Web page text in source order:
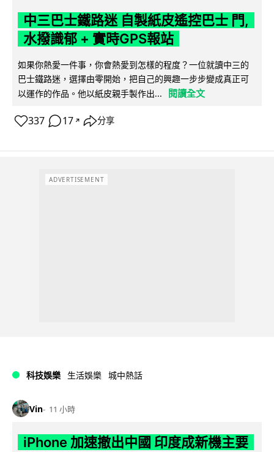
中三巴士鐵路迷 自製紙皮遙控巴士 門,
水撥識郁 + 實時GPS報站
如果你熱愛一件事，你會熱愛到怎樣的程度？一位就讀中三的
巴士鐵路迷，選擇由零開始，把自己的興趣一步步變成真正可
以運作的作品。他以紙皮親手製作出...
閱讀全文
337 17 ↗ 分享
ADVERTISEMENT
科技娛樂 生活娛樂 城中熱話
Vin 11 小時
iPhone 加速撤出中國 印度成新機主要